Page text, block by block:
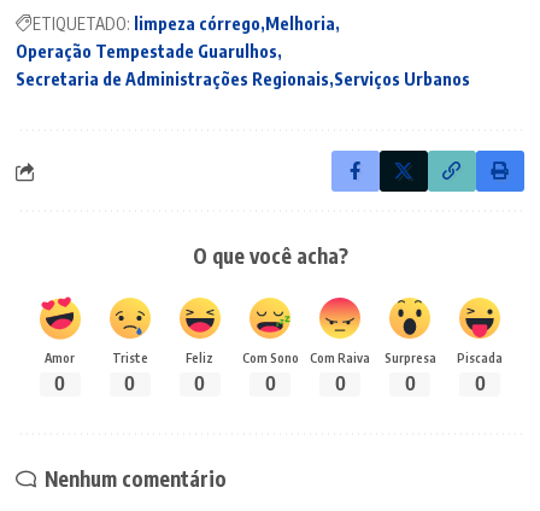
ETIQUETADO: limpeza córrego Melhoria
Operação Tempestade Guarulhos
Secretaria de Administrações Regionais Serviços Urbanos
O que você acha?
Amor
0
Triste
0
Feliz
0
Com Sono
0
Com Raiva
0
Surpresa
0
Piscada
0
Nenhum comentário